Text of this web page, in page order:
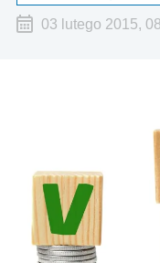
03 lutego 2015,